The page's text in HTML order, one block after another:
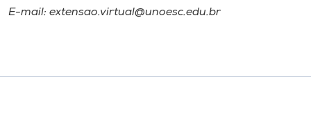
E-mail: extensao.virtual@unoesc.edu.br